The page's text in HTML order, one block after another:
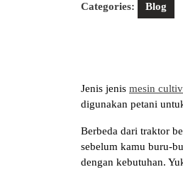
Categories: Blog
Jenis jenis mesin
digunakan petani
Berbeda dari traktor
sebelum kamu buru-
dengan kebutuhan.